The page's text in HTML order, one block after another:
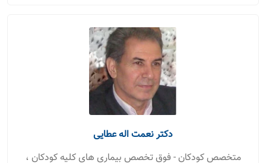
دکتر نعمت اله عطایی
متخصص کودکان - فوق تخصص بیماری های کلیه کودکان ،